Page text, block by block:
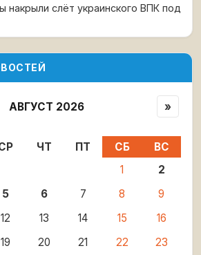
накрыли слёт украинского ВПК под
АВГУСТ 2026 »
ЧТ ПТ СБ
ВС
1
2
5 6 7 8
9
12 13 14 15
16
19 20 21 22
23